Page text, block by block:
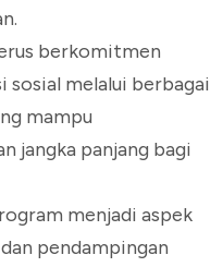
berkomitmen
sosial melalui berbagai
mampu
jangka panjang bagi
menjadi aspek
pendampingan